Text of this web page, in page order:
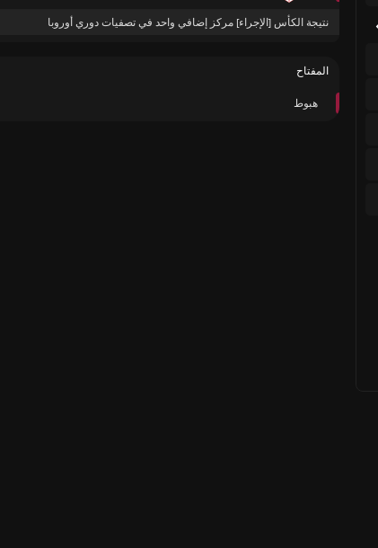
نتيجة الكأس [الإجراء] مركز إضافي واحد في تصفيات دوري أوروبا
المفتاح
هبوط